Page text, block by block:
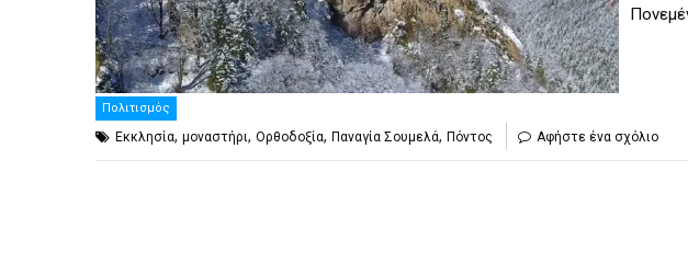
Πολιτισμός
Εκκλησία, μοναστήρι, Ορθοδοξία, Παναγία Σουμελά, Πόντος Αφήστε ένα σχόλιο